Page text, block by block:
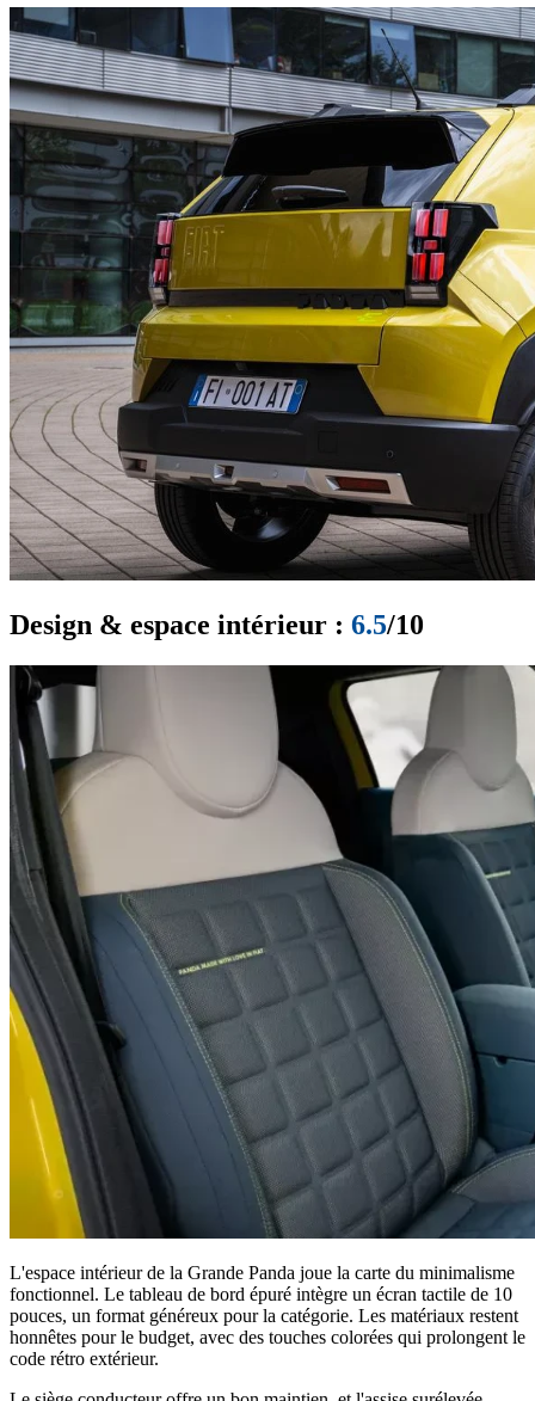
Design & espace intérieur : 6.5/10
L'espace intérieur de la Grande Panda joue la carte du minimalisme
fonctionnel. Le tableau de bord épuré intègre un écran tactile de 10
pouces, un format généreux pour la catégorie. Les matériaux restent
honnêtes pour le budget, avec des touches colorées qui prolongent le
code rétro extérieur.